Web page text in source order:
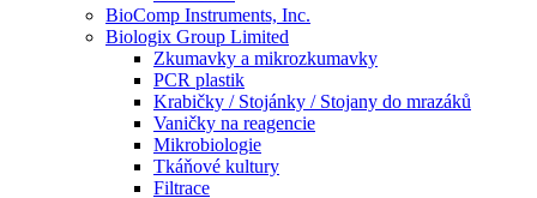
BioComp Instruments, Inc.
Biologix Group Limited
Zkumavky a mikrozkumavky
PCR plastik
Krabičky / Stojánky / Stojany do mrazáků
Vaničky na reagencie
Mikrobiologie
Tkáňové kultury
Filtrace